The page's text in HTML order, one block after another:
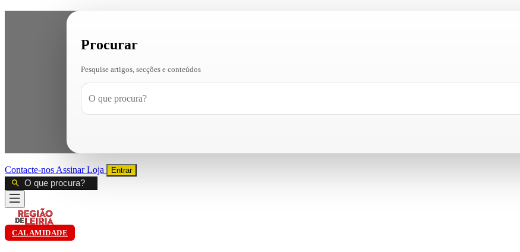
Procurar
Pesquise artigos, secções e conteúdos
Contacte-nos AssinarLoja Entrar
CALAMIDADE